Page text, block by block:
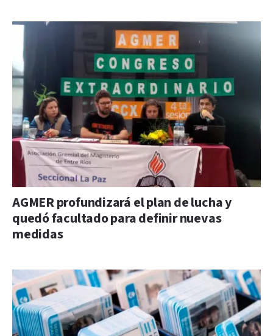
AGMER profundizará el plan de lucha y
quedó facultado para definir nuevas
medidas